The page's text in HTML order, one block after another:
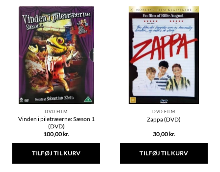
DVD FILM
Vinden i piletræerne: Sæson 1
(DVD)
100,00 kr.
TILFØJ TIL KURV
DVD FILM
Zappa (DVD)
30,00 kr.
TILFØJ TIL KURV